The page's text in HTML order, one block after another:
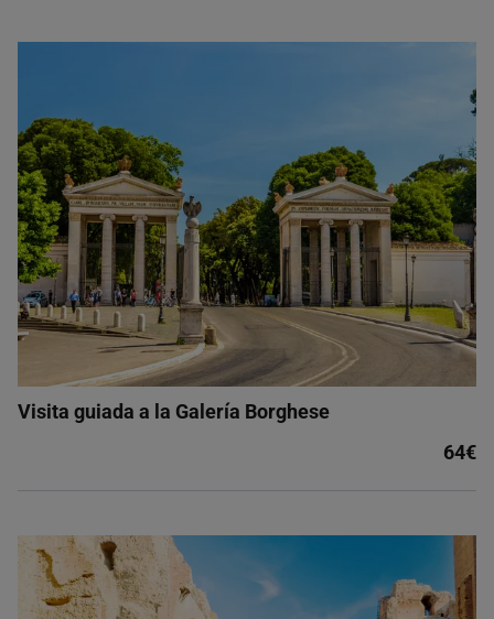
Visita guiada a la Galería Borghese
64€